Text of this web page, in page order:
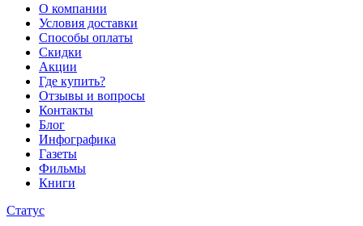
О компании
Условия доставки
Способы оплаты
Скидки
Акции
Где купить?
Отзывы и вопросы
Контакты
Блог
Инфографика
Газеты
Фильмы
Книги
Статус